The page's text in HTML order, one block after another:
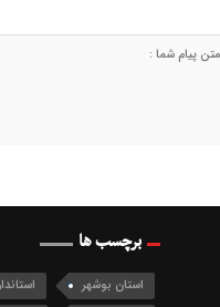
برچسب ها
استان بوشهر